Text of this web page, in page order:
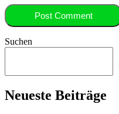
Suchen
Neueste Beiträge